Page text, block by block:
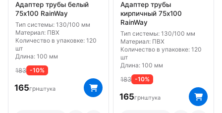
Адаптер трубы белый
75х100 RainWay
Тип системы: 130/100 мм
Материал: ПВХ
Количество в упаковке: 120
шт
Длина: 100 мм
183 -10%
165грнштука
Адаптер трубы
кирпичный 75х100
RainWay
Тип системы: 130/100 мм
Материал: ПВХ
Количество в упаковке: 120
шт
Длина: 100 мм
183 -10%
165грнштука